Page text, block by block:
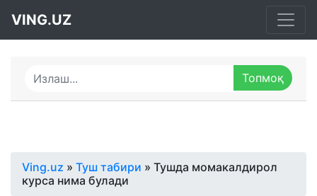
VING.UZ
Ving.uz » Туш табири » Тушда момакалдирол
курса нима булади